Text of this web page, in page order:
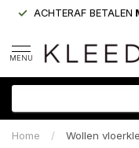
ACHTERAF BETALEN
MENU
Home / Wollen